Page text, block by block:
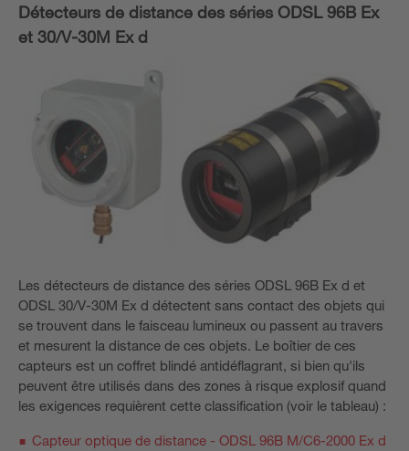
Détecteurs de distance des séries ODSL 96B Ex
et 30/V-30M Ex d
Les détecteurs de distance des séries ODSL 96B Ex d et
ODSL 30/V-30M Ex d détectent sans contact des objets qui
se trouvent dans le faisceau lumineux ou passent au travers
et mesurent la distance de ces objets. Le boîtier de ces
capteurs est un coffret blindé antidéflagrant, si bien qu'ils
peuvent être utilisés dans des zones à risque explosif quand
les exigences requièrent cette classification (voir le tableau) :
Capteur optique de distance - ODSL 96B M/C6-2000 Ex d